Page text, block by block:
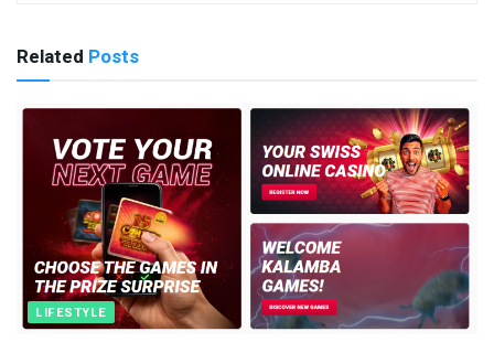
Related Posts
LIFESTYLE